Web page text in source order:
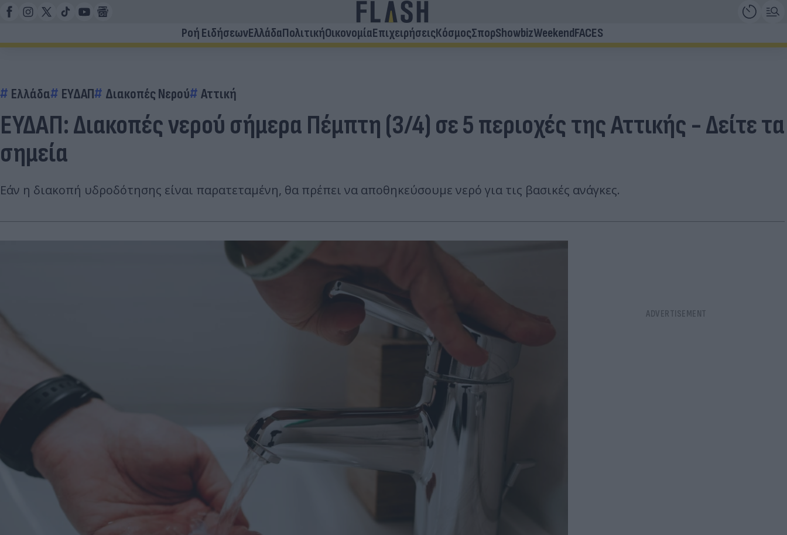
Ροή ΕιδήσεωνΕλλάδαΠολιτικήΟικονομίαΕπιχειρήσειςΚόσμοςΣπορShowbizWeekendFACES
Ελλάδα ΕΥΔΑΠ Διακοπές Νερού Αττική
ΕΥΔΑΠ: Διακοπές νερού σήμερα Πέμπτη (3/4) σε 5 περιοχές της Αττικής - Δείτε τα
σημεία
Εάν η διακοπή υδροδότησης είναι παρατεταμένη, θα πρέπει να αποθηκεύσουμε νερό για τις βασικές ανάγκες.